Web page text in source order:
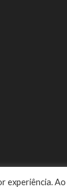
experiência.